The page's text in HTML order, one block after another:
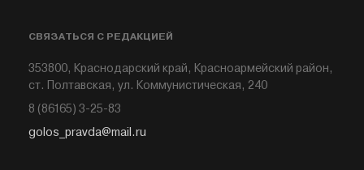
СВЯЗАТЬСЯ С РЕДАКЦИЕЙ
353800, Краснодарский край, Красноармейский район,
ст. Полтавская, ул. Коммунистическая, 240
8 (86165) 3-25-83
golos_pravda@mail.ru